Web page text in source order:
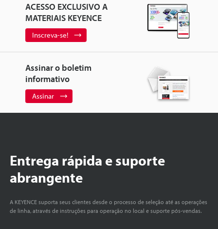
ACESSO EXCLUSIVO A
MATERIAIS KEYENCE
Inscreva-se!
Assinar o boletim
informativo
Assinar
Entrega rápida e suporte
abrangente
A KEYENCE suporta seus clientes desde o processo de seleção até as operações
de linha, através de instruções para operação no local e suporte pós-vendas.